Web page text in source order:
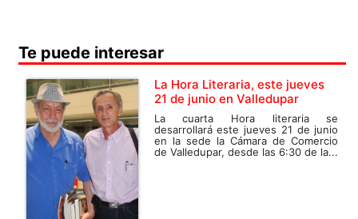
Te puede interesar
La Hora Literaria, este jueves
21 de junio en Valledupar
La cuarta Hora literaria se
desarrollará este jueves 21 de junio
en la sede la Cámara de Comercio
de Valledupar, desde las 6:30 de la...